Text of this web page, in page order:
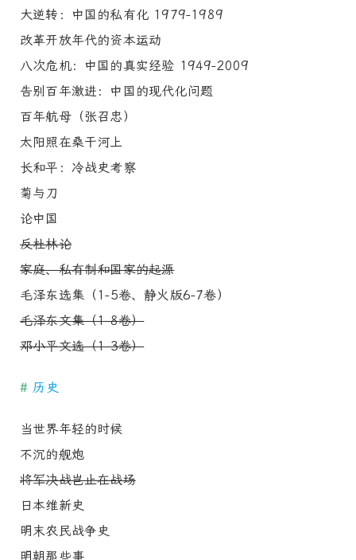
大逆转：中国的私有化 1979-1989
改革开放年代的资本运动
八次危机：中国的真实经验 1949-2009
告别百年激进：中国的现代化问题
百年航母（张召忠）
太阳照在桑干河上
长和平：冷战史考察
菊与刀
论中国
反杜林论
家庭、私有制和国家的起源
毛泽东选集（1-5卷、静火版6-7卷）
毛泽东文集（1-8卷）
邓小平文选（1-3卷）
# 历史
当世界年轻的时候
不沉的舰炮
将军决战岂止在战场
日本维新史
明末农民战争史
明朝那些事